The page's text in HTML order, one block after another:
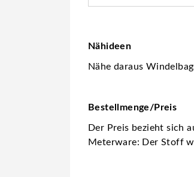
Nähideen
Nähe daraus
Bestellmenge/Preis
Der Preis bezieht sich
Meterware: Der Stoff